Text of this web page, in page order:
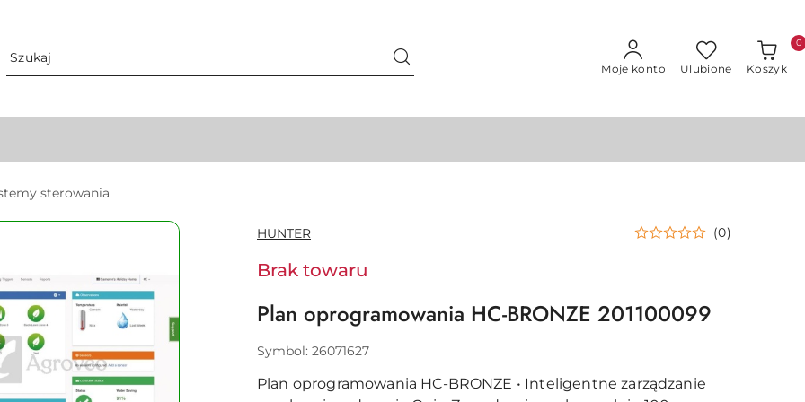
Moje konto Ulubione Koszyk
0
sterowania
NAZWA
PRODUCENTA:
HUNTER (0)
Brak towaru
Plan oprogramowania HC-BRONZE 201100099
Symbol: 26071627
Plan oprogramowania HC-BRONZE • Inteligentne zarządzanie